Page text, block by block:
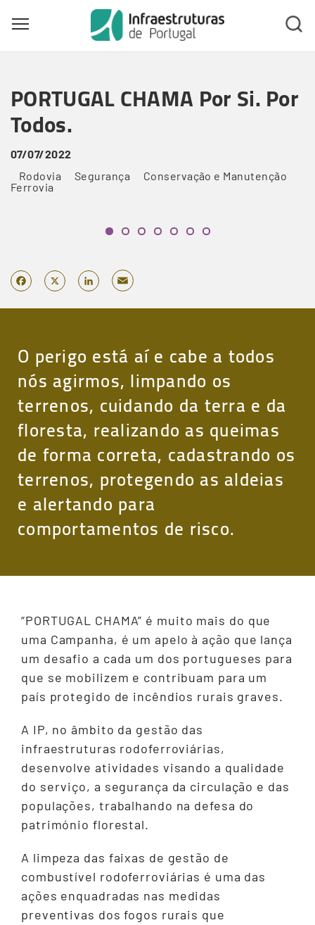
main
content
Toggle main menu visibility
PORTUGAL CHAMA Por Si. Por
Todos.
07/07/2022
Rodovia
Segurança
Conservação e Manutenção
Ferrovia
Facebook
X LinkedIn
O perigo está aí e cabe a todos
nós agirmos, limpando os
terrenos, cuidando da terra e da
floresta, realizando as queimas
de forma correta, cadastrando os
terrenos, protegendo as aldeias
e alertando para
comportamentos de risco.
“PORTUGAL CHAMA” é muito mais do que
uma Campanha, é um apelo à ação que lança
um desafio a cada um dos portugueses para
que se mobilizem e contribuam para um
país protegido de incêndios rurais graves.
A IP, no âmbito da gestão das
infraestruturas rodoferroviárias,
desenvolve atividades visando a qualidade
do serviço, a segurança da circulação e das
populações, trabalhando na defesa do
património florestal.
A limpeza das faixas de gestão de
combustível rodoferroviárias é uma das
ações enquadradas nas medidas
preventivas dos fogos rurais que